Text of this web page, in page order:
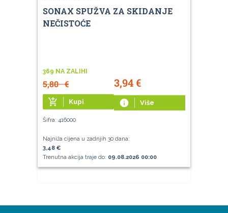
SONAX SPUŽVA ZA SKIDANJE
NEČISTOĆE
369 NA ZALIHI
5,80€ 3,94€
add_shopping_cart Kupi info Više
Šifra: 416000
Najniža cijena u zadnjih 30 dana:
3,48 €
Trenutna akcija traje do: 09.08.2026 00:00